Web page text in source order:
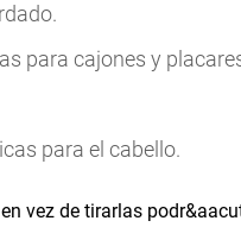
para cajones y
para el cabello.